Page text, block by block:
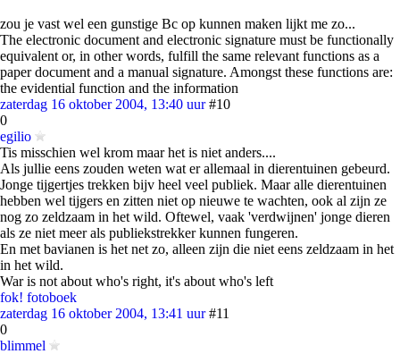
zou je vast wel een gunstige Bc op kunnen maken lijkt me zo...
The electronic document and electronic signature must be functionally
equivalent or, in other words, fulfill the same relevant functions as a
paper document and a manual signature. Amongst these functions are:
the evidential function and the information
zaterdag 16 oktober 2004, 13:40 uur #10
0
egilio
Tis misschien wel krom maar het is niet anders....
Als jullie eens zouden weten wat er allemaal in dierentuinen gebeurd.
Jonge tijgertjes trekken bijv heel veel publiek. Maar alle dierentuinen
hebben wel tijgers en zitten niet op nieuwe te wachten, ook al zijn ze
nog zo zeldzaam in het wild. Oftewel, vaak 'verdwijnen' jonge dieren
als ze niet meer als publiekstrekker kunnen fungeren.
En met bavianen is het net zo, alleen zijn die niet eens zeldzaam in het
in het wild.
War is not about who's right, it's about who's left
fok! fotoboek
zaterdag 16 oktober 2004, 13:41 uur #11
0
blimmel